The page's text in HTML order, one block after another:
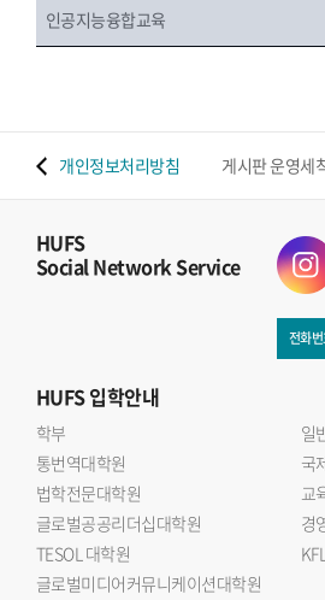
인공지능융합교육
개인정보처리방침 게시판 운영세
HUFS
Social Network Service
전화
HUFS입학안내
학부
일
통번역대학원
국
법학전문대학원
교
글로벌공공리더십대학원
경
TESOL 대학원
글로벌미디어커뮤니케이션대학원